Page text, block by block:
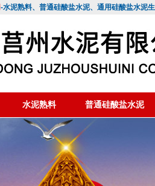
-水泥熟料、普通硅酸盐水泥、通用硅酸盐水泥
水泥熟料 普通硅酸盐水泥